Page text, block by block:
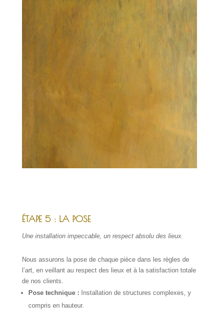
ÉTAPE 5 : LA POSE
Une installation impeccable, un respect absolu des lieux.
Nous assurons la pose de chaque pièce dans les règles de
l’art, en veillant au respect des lieux et à la satisfaction totale
de nos clients.
Pose technique : Installation de structures complexes, y
compris en hauteur.